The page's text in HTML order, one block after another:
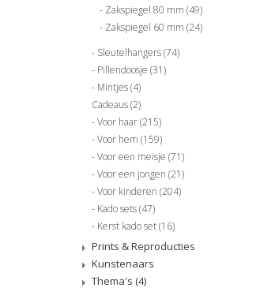
Zakspiegel 80 mm (49)
Zakspiegel 60 mm (24)
Sleutelhangers(74)
Pillendoosje (31)
Mintjes(4)
Cadeaus(2)
Voor haar(215)
Voor hem (159)
Voor een meisje (71)
Voor een jongen (21)
Voor kinderen (204)
Kado sets(47)
Kerst kado set(16)
Prints & Reproducties
Kunstenaars
Thema's (4)